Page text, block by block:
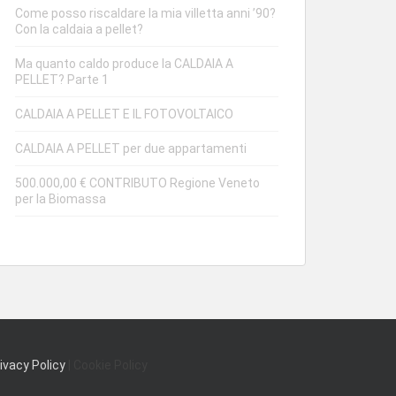
Come posso riscaldare la mia villetta anni ’90?
Con la caldaia a pellet?
Ma quanto caldo produce la CALDAIA A
PELLET? Parte 1
CALDAIA A PELLET E IL FOTOVOLTAICO
CALDAIA A PELLET per due appartamenti
500.000,00 € CONTRIBUTO Regione Veneto
per la Biomassa
Policy